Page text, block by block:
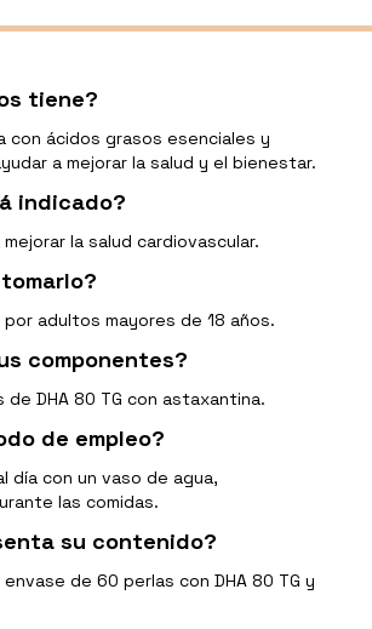
tiene?
con ácidos grasos esenciales y
a mejorar la salud y el bienestar.
indicado?
la salud cardiovascular.
adultos mayores de 18 años.
componentes?
DHA 80 TG con astaxantina.
de empleo?
día con un vaso de agua,
las comidas.
su contenido?
de 60 perlas con DHA 80 TG y